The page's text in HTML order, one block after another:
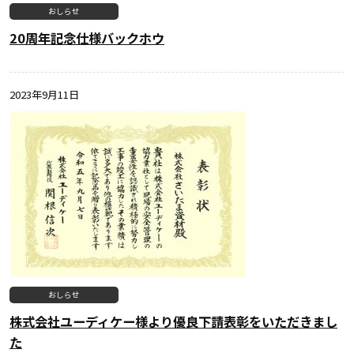
20周年記念仕様バックホウ
おしらせ
2023年9月11日
株式会社ユーディケー様より優良下請表彰をいただきまし
た
おしらせ